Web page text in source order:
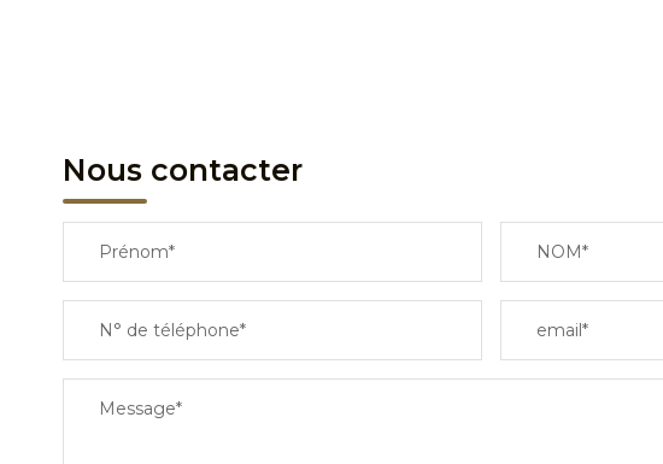
Nous contacter
Prénom* NOM*
N° de téléphone* email*
Message*